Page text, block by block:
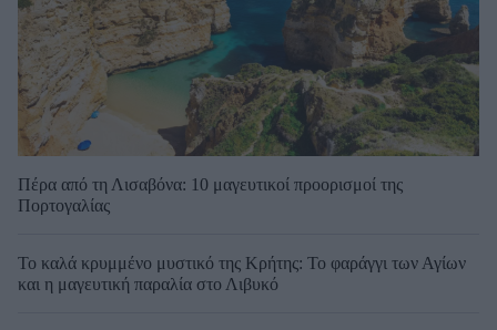
Πέρα από τη Λισαβόνα: 10 μαγευτικοί προορισμοί της
Πορτογαλίας
Το καλά κρυμμένο μυστικό της Κρήτης: Το φαράγγι των Αγίων
και η μαγευτική παραλία στο Λιβυκό